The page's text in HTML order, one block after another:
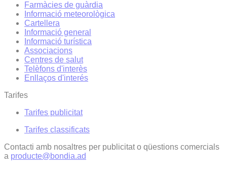
Farmàcies de guàrdia
Informació meteorològica
Cartellera
Informació general
Informació turística
Associacions
Centres de salut
Telèfons d'interès
Enllaços d'interés
Tarifes
Tarifes publicitat
Tarifes classificats
Contacti amb nosaltres per publicitat o qüestions comercials
a producte@bondia.ad